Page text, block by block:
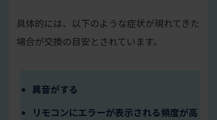
具体的には、以下のような症状が現れてきた
場合が交換の目安とされています。
異音がする
リモコンにエラーが表示される頻度が高